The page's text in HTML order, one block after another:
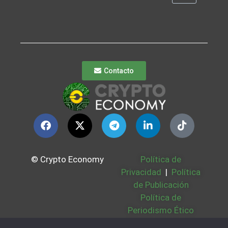
Contacto
© Crypto Economy
Política de
Privacidad | Política
de Publicación
Política de
Periodismo Ético